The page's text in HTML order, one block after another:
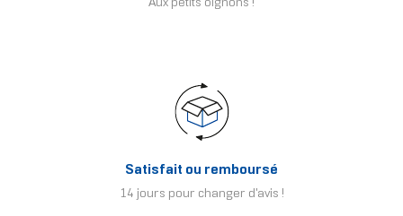
Aux petits oignons !
Satisfait ou remboursé
14 jours pour changer d'avis !